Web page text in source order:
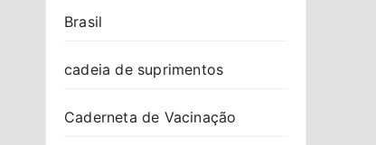
Brasil
cadeia de suprimentos
Caderneta de Vacinação